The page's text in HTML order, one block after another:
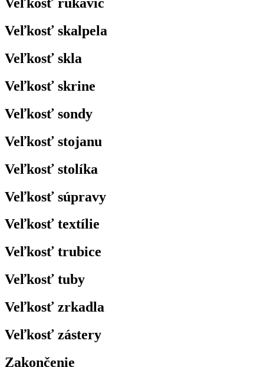
Veľkosť skalpela
Veľkosť skla
Veľkosť skrine
Veľkosť sondy
Veľkosť stojanu
Veľkosť stolíka
Veľkosť súpravy
Veľkosť textílie
Veľkosť trubice
Veľkosť tuby
Veľkosť zrkadla
Veľkosť zástery
Zakončenie